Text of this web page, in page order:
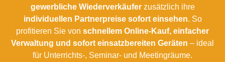
gewerbliche Wiederverkäuferzusätzlich ihre
individuellen Partnerpreise sofort einsehen. So
profitieren Sie von schnellem Online-Kauf, einfacher
Verwaltung und sofort einsatzbereiten Geräten – ideal
für Unterrichts-, Seminar- und Meetingräume.